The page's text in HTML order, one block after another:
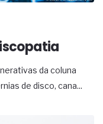
da coluna
de disco, cana...